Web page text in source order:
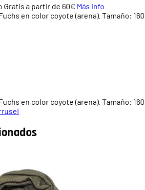
Gratis a partir de 60€ Más info
en color coyote (arena). Tamaño:
en color coyote (arena). Tamaño: